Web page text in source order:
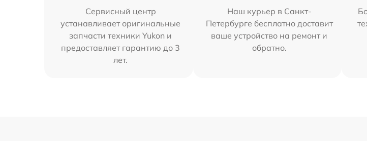
Сервисный центр
устанавливает оригинальные
запчасти техники Yukon и
предоставляет гарантию до 3
лет.
Наш курьер в Санкт-
Петербурге бесплатно доставит
ваше устройство на ремонт и
обратно.